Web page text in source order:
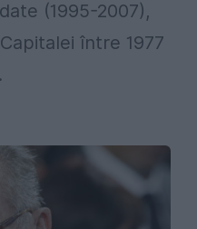
(1995-2007),
între 1977